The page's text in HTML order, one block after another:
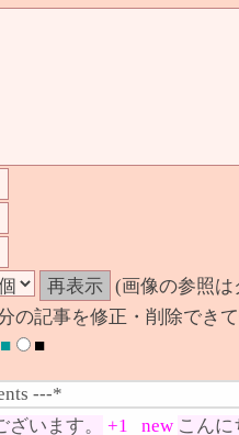
(画像の参照は
の記事を修正・削除でき
■ ■
---*
います。 +1 new こんに